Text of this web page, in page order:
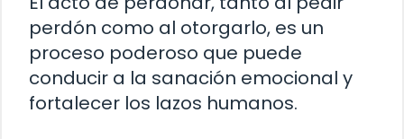
perdón como al otorgarlo, es un
proceso poderoso que puede
conducir a la sanación emocional y
fortalecer los lazos humanos.